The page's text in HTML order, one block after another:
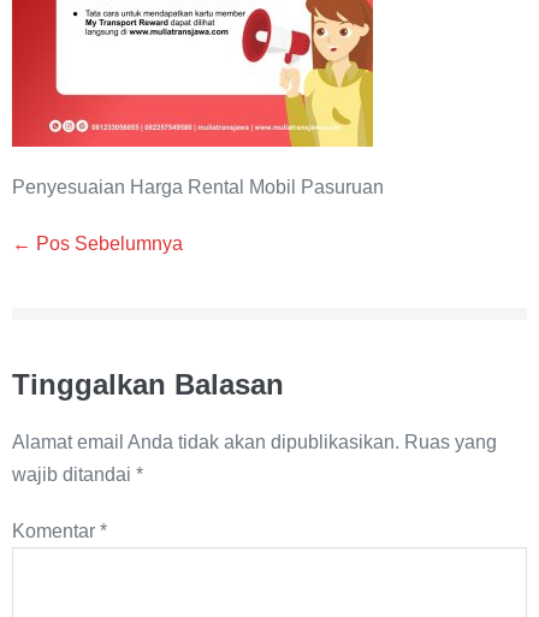
Penyesuaian Harga Rental Mobil Pasuruan
Navigasi
← Pos Sebelumnya
Tinggalkan Balasan
Alamat email Anda tidak akan dipublikasikan. Ruas yang
wajib ditandai *
Komentar *